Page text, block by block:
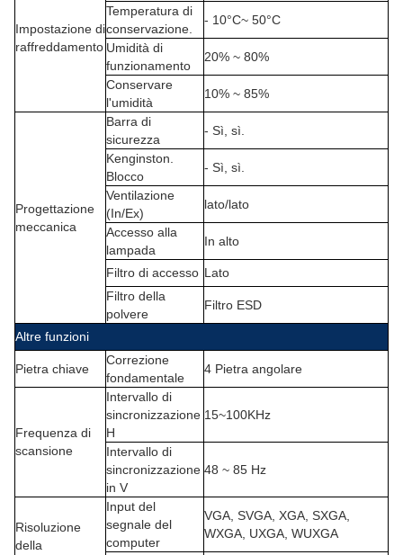
Impostazione di
raffreddamento
Temperatura di
conservazione.
- 10°C~ 50°C
Umidità di
funzionamento
20% ~ 80%
Conservare
l'umidità
10% ~ 85%
Progettazione
meccanica
Barra di
sicurezza
- Sì, sì.
Kenginston.
Blocco
- Sì, sì.
Ventilazione
(In/Ex)
lato/lato
Accesso alla
lampada
In alto
Filtro di accesso Lato
Filtro della
polvere
Filtro ESD
Altre funzioni
Pietra chiave
Correzione
fondamentale
4 Pietra angolare
Frequenza di
scansione
Intervallo di
sincronizzazione
H
15~100KHz
Intervallo di
sincronizzazione
in V
48 ~ 85 Hz
Risoluzione
della
Input del
segnale del
computer
VGA, SVGA, XGA, SXGA,
WXGA, UXGA, WUXGA